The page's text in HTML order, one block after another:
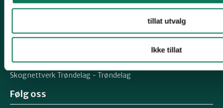
tillat utvalg
Ikke tillat
Uttalelser
Ta vare på det du har
Skognettverk Trøndelag - Trøndelag
Følg oss